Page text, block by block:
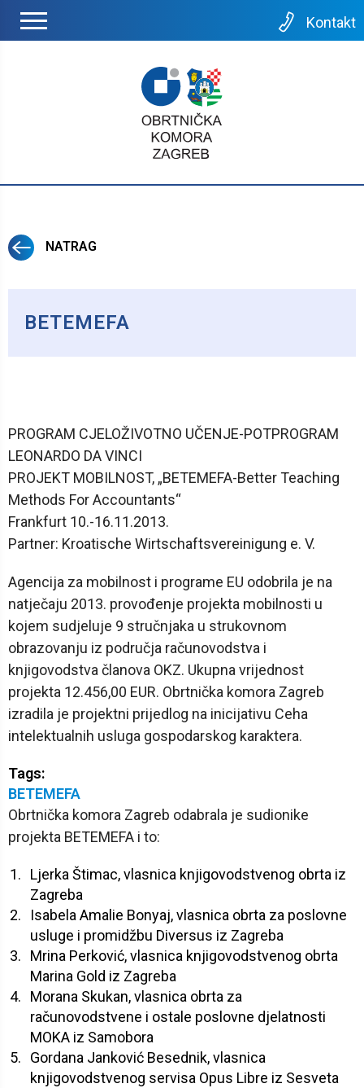
Kontakt
NATRAG
BETEMEFA
PROGRAM CJELOŽIVOTNO UČENJE-POTPROGRAM
LEONARDO DA VINCI
PROJEKT MOBILNOST, „BETEMEFA-Better Teaching
Methods For Accountants“
Frankfurt 10.-16.11.2013.
Partner: Kroatische Wirtschaftsvereinigung e. V.
Agencija za mobilnost i programe EU odobrila je na
natječaju 2013. provođenje projekta mobilnosti u
kojem sudjeluje 9 stručnjaka u strukovnom
obrazovanju iz područja računovodstva i
knjigovodstva članova OKZ. Ukupna vrijednost
projekta 12.456,00 EUR. Obrtnička komora Zagreb
izradila je projektni prijedlog na inicijativu Ceha
intelektualnih usluga gospodarskog karaktera.
Tags:
BETEMEFA
Obrtnička komora Zagreb odabrala je sudionike
projekta BETEMEFA i to:
Ljerka Štimac, vlasnica knjigovodstvenog obrta iz
Zagreba
Isabela Amalie Bonyaj, vlasnica obrta za poslovne
usluge i promidžbu Diversus iz Zagreba
Mrina Perković, vlasnica knjigovodstvenog obrta
Marina Gold iz Zagreba
Morana Skukan, vlasnica obrta za
računovodstvene i ostale poslovne djelatnosti
MOKA iz Samobora
Gordana Janković Besednik, vlasnica
knjigovodstvenog servisa Opus Libre iz Sesveta